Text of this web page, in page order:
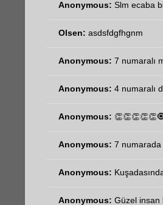
Anonymous: Slm ecaba
Olsen: asdsfdgfhgnm
Anonymous: 7 numaralı
Anonymous: 4 numaralı
Anonymous:
Anonymous: 7
Anonymous:
Anonymous: Güzel insan